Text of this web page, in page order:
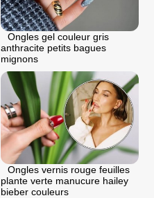
Ongles gel couleur gris
anthracite petits bagues
mignons
Ongles vernis rouge feuilles
plante verte manucure hailey
bieber couleurs